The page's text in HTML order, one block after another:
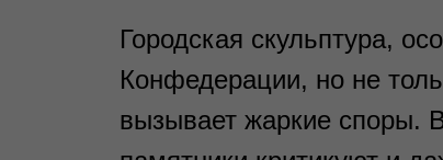
Городская скульптура,
Конфедерации, но не
вызывает жаркие споры.